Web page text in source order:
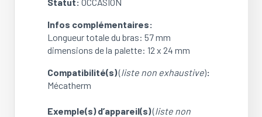
(OCCASION)
Infos complémentaires:
Longueur totale du bras: 57 mm
dimensions de la palette: 12 x 24 mm
Compatibilité(s)(liste non exhaustive):
Mécatherm
Exemple(s) d’appareil(s)(liste non